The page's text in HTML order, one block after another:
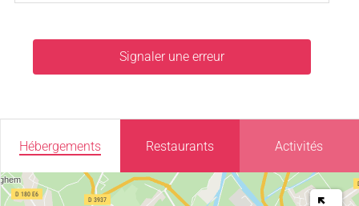
Signaler une erreur
Hébergements Restaurants Activités